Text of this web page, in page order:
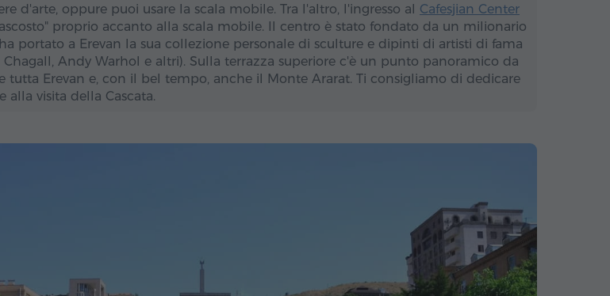
d'arte, oppure puoi usare la scala mobile. Tra l'altro, l'ingresso al Cafesjian Center
proprio accanto alla scala mobile. Il centro è stato fondato da un milionario
portato a Erevan la sua collezione personale di sculture e dipinti di artisti di fama
Andy Warhol e altri). Sulla terrazza superiore c'è un punto panoramico da
tutta Erevan e, con il bel tempo, anche il Monte Ararat. Ti consigliamo di dedicare
alla visita della Cascata.